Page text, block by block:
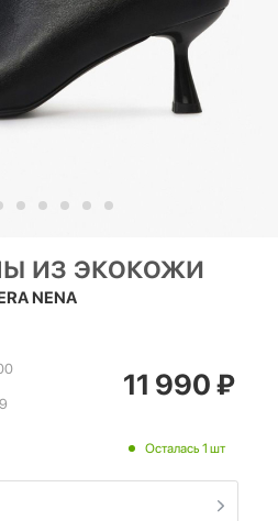
из экокожи
NENA
11 990₽
Осталась 1 шт